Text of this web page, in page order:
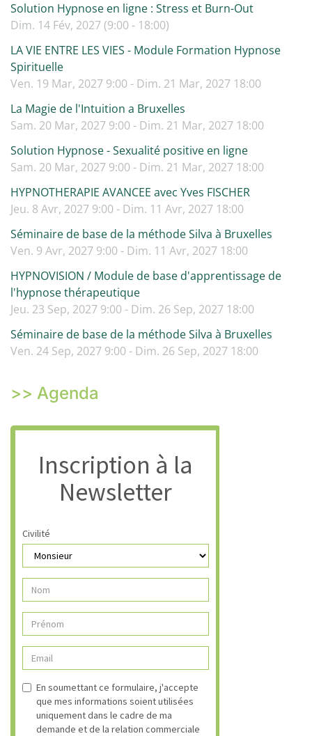
Solution Hypnose en ligne : Stress et Burn-Out
Dim. 14 Fév, 2027 (9:00 - 18:00)
LA VIE ENTRE LES VIES - Module Formation Hypnose
Spirituelle
Ven. 19 Mar, 2027 9:00 - Dim. 21 Mar, 2027 18:00
La Magie de l'Intuition a Bruxelles
Sam. 20 Mar, 2027 9:00 - Dim. 21 Mar, 2027 18:00
Solution Hypnose - Sexualité positive en ligne
Sam. 20 Mar, 2027 9:00 - Dim. 21 Mar, 2027 18:00
HYPNOTHERAPIE AVANCEE avec Yves FISCHER
Jeu. 8 Avr, 2027 9:00 - Dim. 11 Avr, 2027 18:00
Séminaire de base de la méthode Silva à Bruxelles
Ven. 9 Avr, 2027 9:00 - Dim. 11 Avr, 2027 18:00
HYPNOVISION / Module de base d'apprentissage de
l'hypnose thérapeutique
Jeu. 23 Sep, 2027 9:00 - Dim. 26 Sep, 2027 18:00
Séminaire de base de la méthode Silva à Bruxelles
Ven. 24 Sep, 2027 9:00 - Dim. 26 Sep, 2027 18:00
>> Agenda